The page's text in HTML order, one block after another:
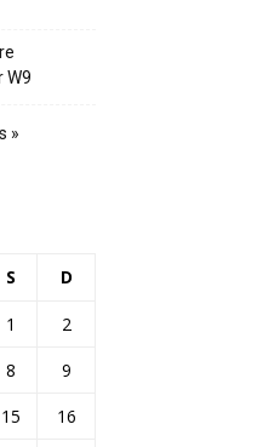
W9
»
S D
1
2
8
9
15 16